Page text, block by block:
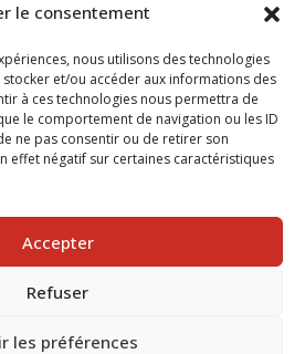
le consentement
nous utilisons des technologies
et/ou accéder aux informations des
à ces technologies nous permettra de
le comportement de navigation ou les ID
ne pas consentir ou de retirer son
effet négatif sur certaines caractéristiques
Accepter
Refuser
les préférences
- TOUS DROITS RÉSERVÉS -
PAR :INGÉNIERIE TECH